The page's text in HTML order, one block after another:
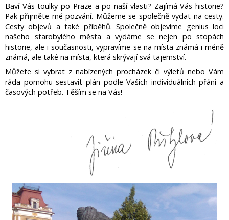
Baví Vás toulky po Praze a po naší vlasti? Zajímá Vás historie?
Pak přijměte mé pozvání. Můžeme se společně vydat na cesty.
Cesty objevů a také příběhů. Společně objevíme genius loci
našeho starobylého města a vydáme se nejen po stopách
historie, ale i současnosti, vypravíme se na místa známá i méně
známá, ale také na místa, která skrývají svá tajemství.
Můžete si vybrat z nabízených procházek či výletů nebo Vám
ráda pomohu sestavit plán podle Vašich individuálních přání a
časových potřeb. Těším se na Vás!